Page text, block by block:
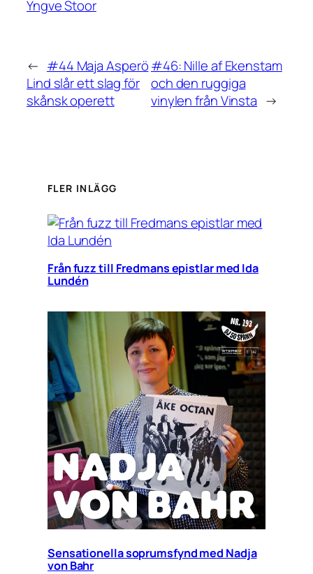
Yngve Stoor
← #44 Maja Asperö
Lind slår ett slag för
skånsk operett
#46: Nille af Ekenstam
och den ruggiga
vinylen från Vinsta →
FLER INLÄGG
Från fuzz till Fredmans epistlar med Ida
Lundén
Sensationella soprumsfynd med Nadja
von Bahr